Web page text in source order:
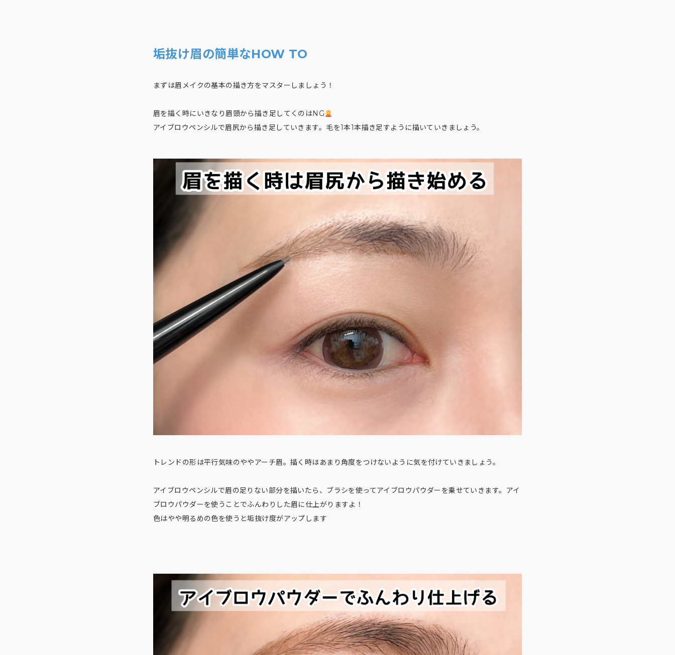
垢抜け眉の簡単なHOW TO
まずは眉メイクの基本の描き方をマスターしましょう！
眉を描く時にいきなり眉頭から描き足してくのはNG
アイブロウペンシルで眉尻から描き足していきます。毛を1本1本描き足すように描いていきましょう。
トレンドの形は平行気味のややアーチ眉。描く時はあまり角度をつけないように気を付けていきましょう。
アイブロウペンシルで眉の足りない部分を描いたら、ブラシを使ってアイブロウパウダーを乗せていきます。アイ
ブロウパウダーを使うことでふんわりした眉に仕上がりますよ！
色はやや明るめの色を使うと垢抜け度がアップします